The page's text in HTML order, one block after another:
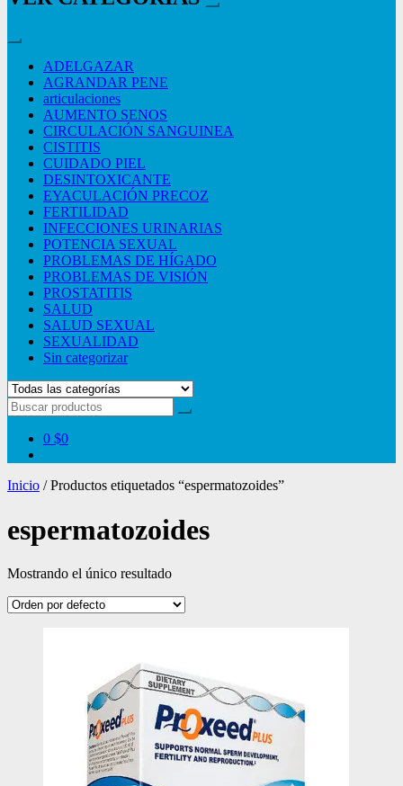
ADELGAZAR
AGRANDAR PENE
articulaciones
AUMENTO SENOS
CIRCULACIÓN SANGUINEA
CISTITIS
CUIDADO PIEL
DESINTOXICANTE
EYACULACIÓN PRECOZ
FERTILIDAD
INFECCIONES URINARIAS
POTENCIA SEXUAL
PROBLEMAS DE HÍGADO
PROBLEMAS DE VISIÓN
PROSTATITIS
SALUD
SALUD SEXUAL
SEXUALIDAD
Sin categorizar
0 $0
Inicio / Productos etiquetados “espermatozoides”
espermatozoides
Mostrando el único resultado